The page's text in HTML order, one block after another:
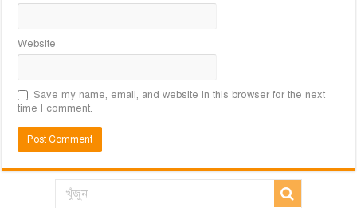
Website
Save my name, email, and website in this browser for the next
time I comment.